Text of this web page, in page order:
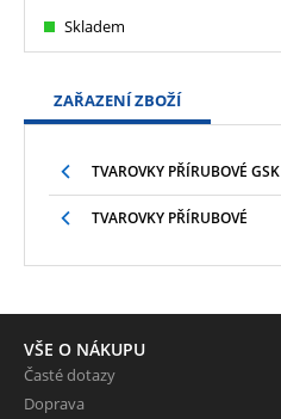
Skladem
ZAŘAZENÍ ZBOŽÍ
TVAROVKY PŘÍRUBOVÉ GSK
TVAROVKY PŘÍRUBOVÉ
VŠE O NÁKUPU
Časté dotazy
Doprava